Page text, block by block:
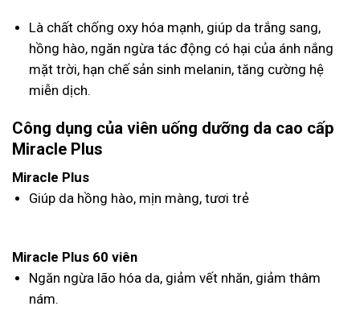
Là chất chống oxy hóa mạnh, giúp da trắng sang,
hồng hào, ngăn ngừa tác động có hại của ánh nắng
mặt trời, hạn chế sản sinh melanin, tăng cường hệ
miễn dịch.
Công dụng của viên uống dưỡng da cao cấp
Miracle Plus
Miracle Plus
Giúp da hồng hào, mịn màng, tươi trẻ
Miracle Plus 60 viên
Ngăn ngừa lão hóa da, giảm vết nhăn, giảm thâm
nám.